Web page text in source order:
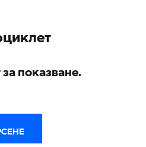
показване.